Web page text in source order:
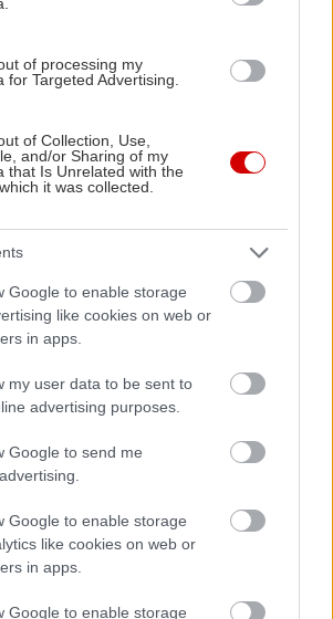
of processing my
for Targeted Advertising.
of Collection, Use,
and/or Sharing of my
that Is Unrelated with the
it was collected.
Google to enable storage
like cookies on web or
in apps.
my user data to be sent to
advertising purposes.
Google to send me
Google to enable storage
like cookies on web or
in apps.
Google to enable storage